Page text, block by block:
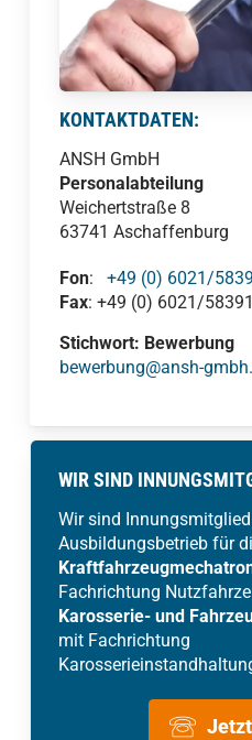
Führerschein für
Auf Sie wartet:
Eine vielseitige
stetig
Selbstständiges
dynamischen
Eine
KONTAKTDATEN:
ANSH GmbH
Personalabteilung
Weichertstraße 8
63741 Aschaffenburg
Fon:
+49 (0) 6021/
Fax: +49 (0) 6021/
Stichwort: Bewerbung
bewerbung@ansh-
WIR SIND
Wir sind
Ausbildungsbetrieb für
Fachrichtung
Karosserie- und
mit Fachrichtung